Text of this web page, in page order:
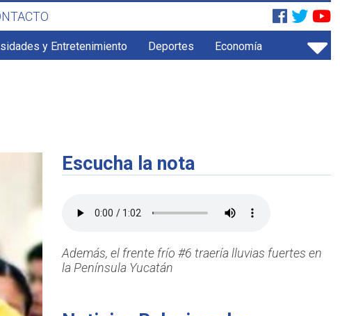
y Entretenimiento Deportes Economía
Escucha la nota
Además, el frente frío #6 traería lluvias fuertes en
la Península Yucatán